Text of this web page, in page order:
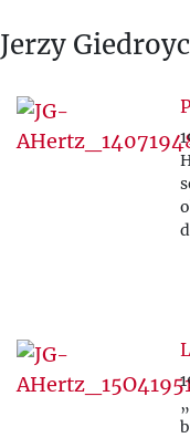
Jerzy